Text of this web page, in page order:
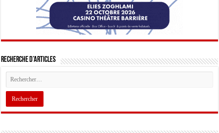
Recherche d’articles